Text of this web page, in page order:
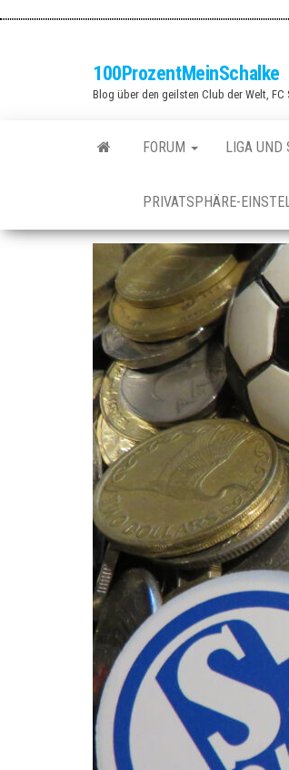
100ProzentMeinSchalke
Blog über den geilsten Club der Welt, FC
FORUM LIGA UND
PRIVATSPHÄRE-